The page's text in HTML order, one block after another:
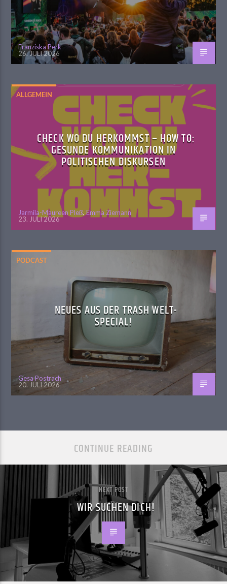
Franziska Perk
26. JULI 2026
ALLGEMEIN
CHECK WO DU HERKOMMST – HOW TO:
GESUNDE KOMMUNIKATION IN
POLITISCHEN DISKURSEN
Jarmila-Maureen Pleß,Emma Ziemann
23. JULI 2026
PODCAST
NEUES AUS DER TRASH WELT-
SPECIAL!
Gesa Postrach
20. JULI 2026
CONTINUE READING
NEXT POST
WIR SUCHEN DICH!